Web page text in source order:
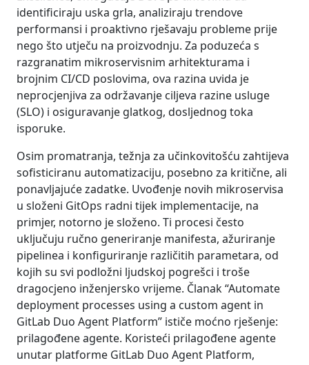
identificiraju uska grla, analiziraju trendove
performansi i proaktivno rješavaju probleme prije
nego što utječu na proizvodnju. Za poduzeća s
razgranatim mikroservisnim arhitekturama i
brojnim CI/CD poslovima, ova razina uvida je
neprocjenjiva za održavanje ciljeva razine usluge
(SLO) i osiguravanje glatkog, dosljednog toka
isporuke.
Osim promatranja, težnja za učinkovitošću zahtijeva
sofisticiranu automatizaciju, posebno za kritične, ali
ponavljajuće zadatke. Uvođenje novih mikroservisa
u složeni GitOps radni tijek implementacije, na
primjer, notorno je složeno. Ti procesi često
uključuju ručno generiranje manifesta, ažuriranje
pipelinea i konfiguriranje različitih parametara, od
kojih su svi podložni ljudskoj pogrešci i troše
dragocjeno inženjersko vrijeme. Članak “Automate
deployment processes using a custom agent in
GitLab Duo Agent Platform” ističe moćno rješenje:
prilagođene agente. Koristeći prilagođene agente
unutar platforme GitLab Duo Agent Platform,